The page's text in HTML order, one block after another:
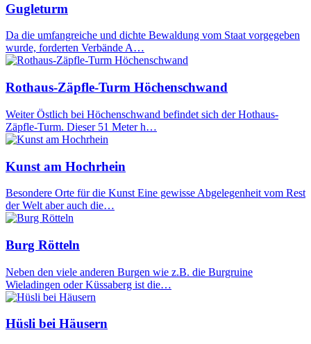
Gugleturm
Da die umfangreiche und dichte Bewaldung vom Staat vorgegeben
wurde, forderten Verbände A…
Rothaus-Zäpfle-Turm Höchenschwand
Weiter Östlich bei Höchenschwand befindet sich der Hothaus-
Zäpfle-Turm. Dieser 51 Meter h…
Kunst am Hochrhein
Besondere Orte für die Kunst Eine gewisse Abgelegenheit vom Rest
der Welt aber auch die…
Burg Rötteln
Neben den viele anderen Burgen wie z.B. die Burgruine
Wieladingen oder Küssaberg ist die…
Hüsli bei Häusern